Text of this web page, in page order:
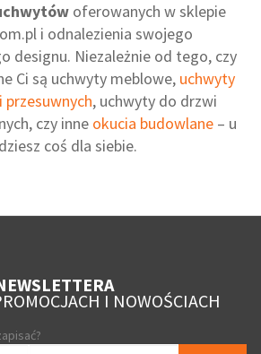
oferowanych w sklepie
i odnalezienia swojego
designu. Niezależnie od tego, czy
Ci są uchwyty meblowe, uchwyty
przesuwnych, uchwyty do drzwi
czy inne okucia budowlane – u
coś dla siebie.
I NOWOŚCIACH